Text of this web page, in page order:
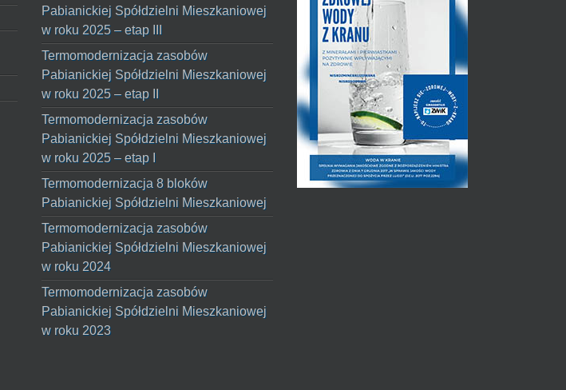
Pabianickiej Spółdzielni Mieszkaniowej
w roku 2025 – etap III
Termomodernizacja zasobów
Pabianickiej Spółdzielni Mieszkaniowej
w roku 2025 – etap II
Termomodernizacja zasobów
Pabianickiej Spółdzielni Mieszkaniowej
w roku 2025 – etap I
Termomodernizacja 8 bloków
Pabianickiej Spółdzielni Mieszkaniowej
Termomodernizacja zasobów
Pabianickiej Spółdzielni Mieszkaniowej
w roku 2024
Termomodernizacja zasobów
Pabianickiej Spółdzielni Mieszkaniowej
w roku 2023